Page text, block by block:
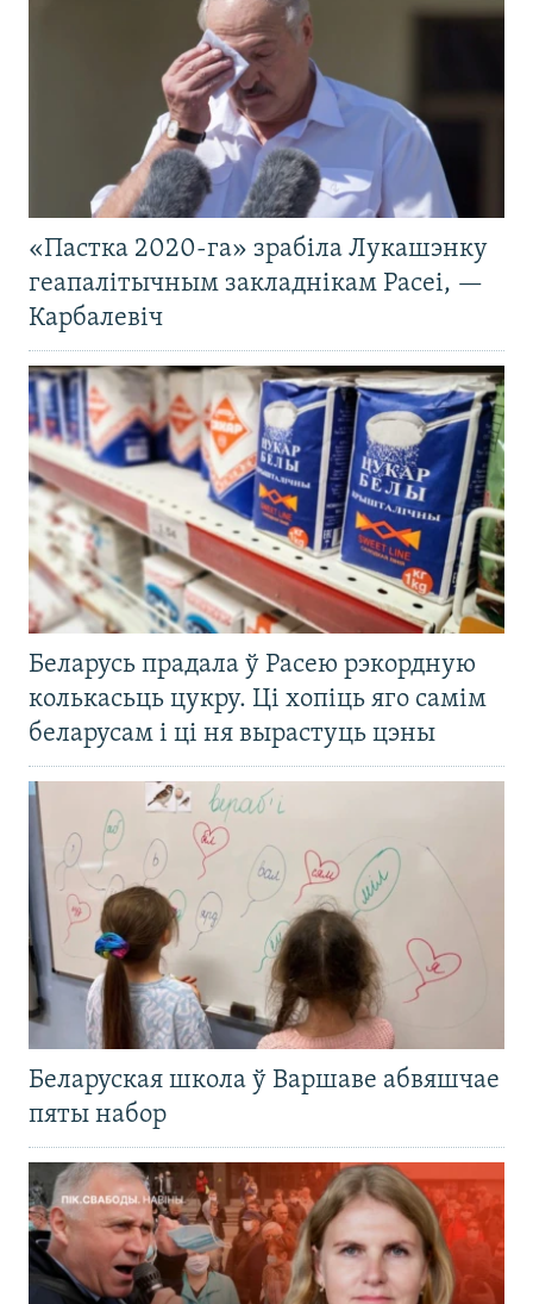
«Пастка 2020-га» зрабіла Лукашэнку
геапалітычным закладнікам Расеі, —
Карбалевіч
Беларусь прадала ў Расею рэкордную
колькасьць цукру. Ці хопіць яго самім
беларусам і ці ня вырастуць цэны
Беларуская школа ў Варшаве абвяшчае
пяты набор